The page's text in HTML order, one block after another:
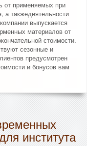
от применяемых при
а такжедеятельности
выпускается
материалов от
стоимости.
сезонные и
предусмотрен
и бонусов вам
института